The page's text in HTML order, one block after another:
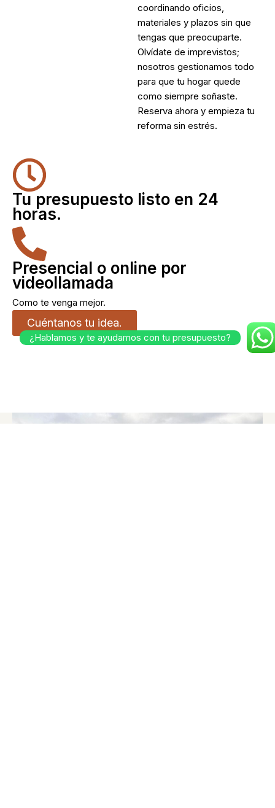
coordinando oficios,
materiales y plazos sin que
tengas que preocuparte.
Olvídate de imprevistos;
nosotros gestionamos todo
para que tu hogar quede
como siempre soñaste.
Reserva ahora y empieza tu
reforma sin estrés.
Tu presupuesto listo en 24
horas.
Presencial o online por
videollamada
Como te venga mejor.
Cuéntanos tu idea.
¿Hablamos y te ayudamos con tu presupuesto?